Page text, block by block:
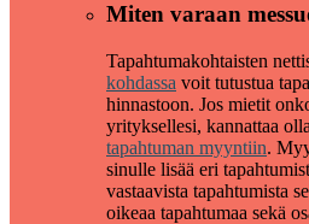
Miten varaan
Tapahtumakohtaisten
kohdassa voit tutustua
hinnastoon. Jos mietit
yrityksellesi, kannattaa
tapahtuman myyntiin.
sinulle lisää eri
vastaavista tapahtumista
oikeaa tapahtumaa sekä